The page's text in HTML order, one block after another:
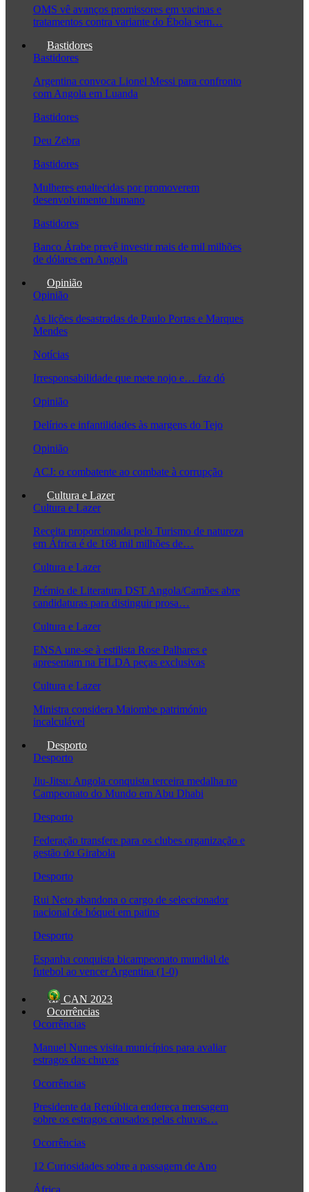
OMS vê avanços promissores em vacinas e
tratamentos contra variante do Ébola sem…
Bastidores
Bastidores
Argentina convoca Lionel Messi para confronto
com Angola em Luanda
Bastidores
Deu Zebra
Bastidores
Mulheres enaltecidas por promoverem
desenvolvimento humano
Bastidores
Banco Árabe prevê investir mais de mil milhões
de dólares em Angola
Opinião
Opinião
As lições desastradas de Paulo Portas e Marques
Mendes
Notícias
Irresponsabilidade que mete nojo e… faz dó
Opinião
Delírios e infantilidades às margens do Tejo
Opinião
ACJ: o combatente ao combate à corrupção
Cultura e Lazer
Cultura e Lazer
Receita proporcionada pelo Turismo de natureza
em África é de 168 mil milhões de…
Cultura e Lazer
Prémio de Literatura DST Angola/Camões abre
candidaturas para distinguir prosa…
Cultura e Lazer
ENSA une-se à estilista Rose Palhares e
apresentam na FILDA peças exclusivas
Cultura e Lazer
Ministra considera Maiombe património
incalculável
Desporto
Desporto
Jiu-Jitsu: Angola conquista terceira medalha no
Campeonato do Mundo em Abu Dhabi
Desporto
Federação transfere para os clubes organização e
gestão do Girabola
Desporto
Rui Neto abandona o cargo de seleccionador
nacional de hóquei em patins
Desporto
Espanha conquista bicampeonato mundial de
futebol ao vencer Argentina (1-0)
CAN 2023
Ocorrências
Ocorrências
Manuel Nunes visita municípios para avaliar
estragos das chuvas
Ocorrências
Presidente da República endereça mensagem
sobre os estragos causados pelas chuvas…
Ocorrências
12 Curiosidades sobre a passagem de Ano
África